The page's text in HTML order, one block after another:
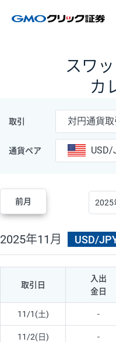
スワ
カ
取引 対円通貨取
通貨ペア USD/
前月
2025年11月 USD/
取引日
入出
金日
11/1(土) -
11/2(日) -